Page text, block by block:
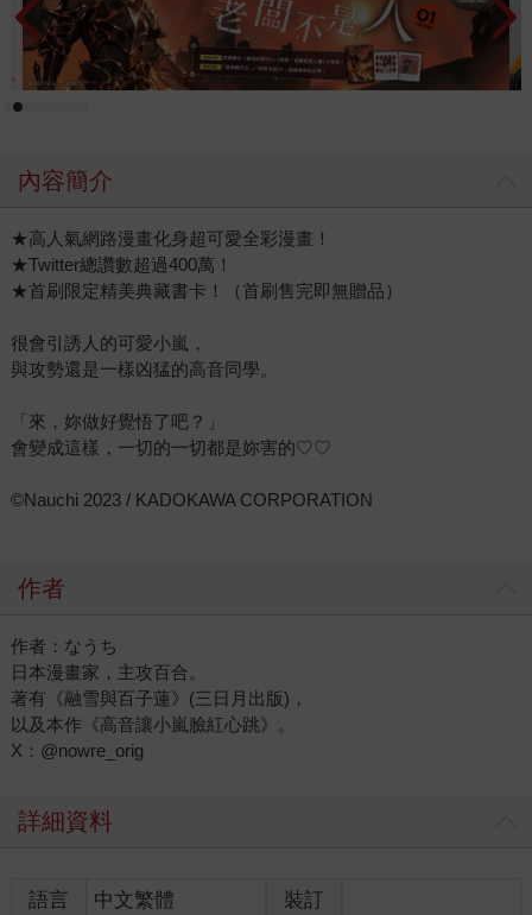
內容簡介
★高人氣網路漫畫化身超可愛全彩漫畫！
★Twitter總讚數超過400萬！
★首刷限定精美典藏書卡！（首刷售完即無贈品）
很會引誘人的可愛小嵐，
與攻勢還是一樣凶猛的高音同學。
「來，妳做好覺悟了吧？」
會變成這樣，一切的一切都是妳害的♡♡
©Nauchi 2023 / KADOKAWA CORPORATION
作者
作者：なうち
日本漫畫家，主攻百合。
著有《融雪與百子蓮》(三日月出版)，
以及本作《高音讓小嵐臉紅心跳》。
X：@nowre_orig
詳細資料
語言 中文繁體
裝訂